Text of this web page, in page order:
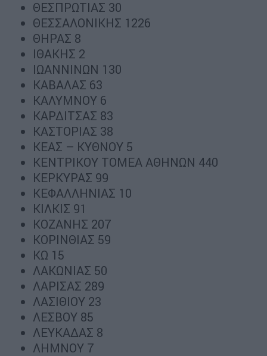
ΘΕΣΠΡΩΤΙΑΣ 30
ΘΕΣΣΑΛΟΝΙΚΗΣ 1226
ΘΗΡΑΣ 8
ΙΘΑΚΗΣ 2
ΙΩΑΝΝΙΝΩΝ 130
ΚΑΒΑΛΑΣ 63
ΚΑΛΥΜΝΟΥ 6
ΚΑΡΔΙΤΣΑΣ 83
ΚΑΣΤΟΡΙΑΣ 38
ΚΕΑΣ – ΚΥΘΝΟΥ 5
ΚΕΝΤΡΙΚΟΥ ΤΟΜΕΑ ΑΘΗΝΩΝ 440
ΚΕΡΚΥΡΑΣ 99
ΚΕΦΑΛΛΗΝΙΑΣ 10
ΚΙΛΚΙΣ 91
ΚΟΖΑΝΗΣ 207
ΚΟΡΙΝΘΙΑΣ 59
ΚΩ 15
ΛΑΚΩΝΙΑΣ 50
ΛΑΡΙΣΑΣ 289
ΛΑΣΙΘΙΟΥ 23
ΛΕΣΒΟΥ 85
ΛΕΥΚΑΔΑΣ 8
ΛΗΜΝΟΥ 7